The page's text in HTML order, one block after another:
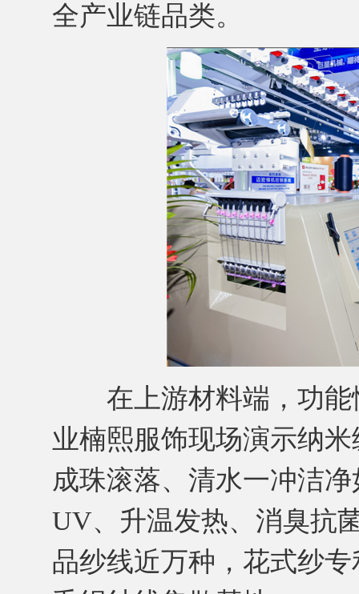
全产业链品类。
在上游材料端，功能
业楠熙服饰现场演示纳
成珠滚落、清水一冲洁
UV、升温发热、消臭抗
品纱线近万种，花式纱